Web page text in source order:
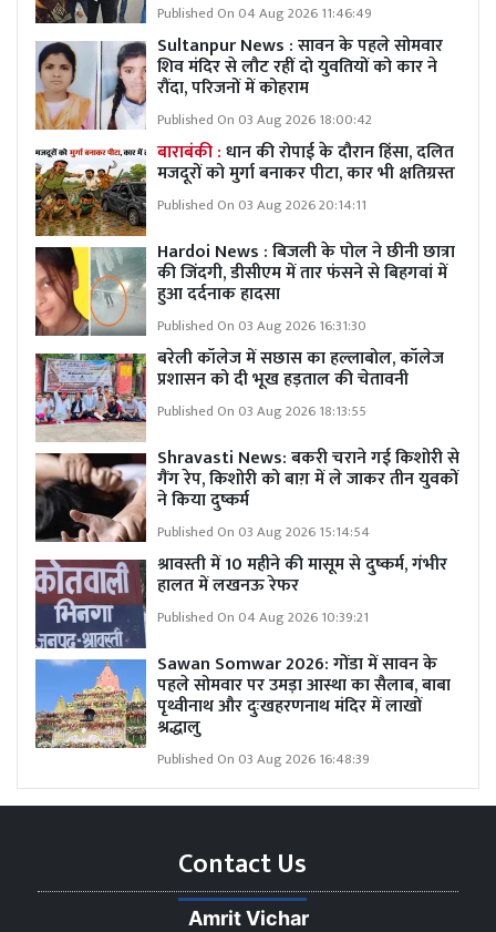
Published On 04 Aug 2026 11:46:49
Sultanpur News : सावन के पहले सोमवार
शिव मंदिर से लौट रहीं दो युवतियों को कार ने
रौंदा, परिजनों में कोहराम
Published On 03 Aug 2026 18:00:42
बाराबंकी :धान की रोपाई के दौरान हिंसा, दलित
मजदूरों को मुर्गा बनाकर पीटा, कार भी क्षतिग्रस्त
Published On 03 Aug 2026 20:14:11
Hardoi News : बिजली के पोल ने छीनी छात्रा
की जिंदगी, डीसीएम में तार फंसने से बिहगवां में
हुआ दर्दनाक हादसा
Published On 03 Aug 2026 16:31:30
बरेली कॉलेज में सछास का हल्लाबोल, कॉलेज
प्रशासन को दी भूख हड़ताल की चेतावनी
Published On 03 Aug 2026 18:13:55
Shravasti News: बकरी चराने गई किशोरी से
गैंग रेप, किशोरी को बाग़ में ले जाकर तीन युवकों
ने किया दुष्कर्म
Published On 03 Aug 2026 15:14:54
श्रावस्ती में 10 महीने की मासूम से दुष्कर्म, गंभीर
हालत में लखनऊ रेफर
Published On 04 Aug 2026 10:39:21
Sawan Somwar 2026: गोंडा में सावन के
पहले सोमवार पर उमड़ा आस्था का सैलाब, बाबा
पृथ्वीनाथ और दुःखहरणनाथ मंदिर में लाखों
श्रद्धालु
Published On 03 Aug 2026 16:48:39
Contact Us
Amrit Vichar